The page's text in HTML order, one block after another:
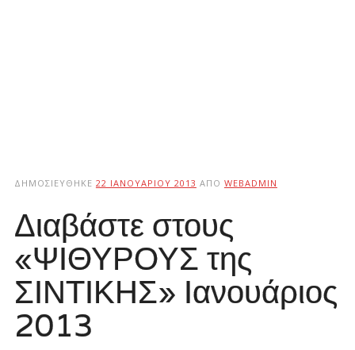
ΔΗΜΟΣΙΕΎΘΗΚΕ 22 ΙΑΝΟΥΑΡΊΟΥ 2013 ΑΠΌ WEBADMIN
Διαβάστε στους
«ΨΙΘΥΡΟΥΣ της
ΣΙΝΤΙΚΗΣ» Ιανουάριος
2013